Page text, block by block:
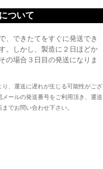
ついて
、できたてをすぐに発送でき
。しかし、製造に２日ほどか
の場合３日目の発送になりま
、運送に遅れが生じる可能性がござ
ールの発送番号をご利用頂き、運送
でお問い合わせ下さい。